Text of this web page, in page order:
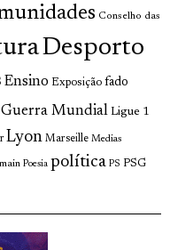
Conselho das
Desporto
Ensino Exposição fado
Mundial Ligue 1
Lyon Marseille Medias
Poesia política PS PSG